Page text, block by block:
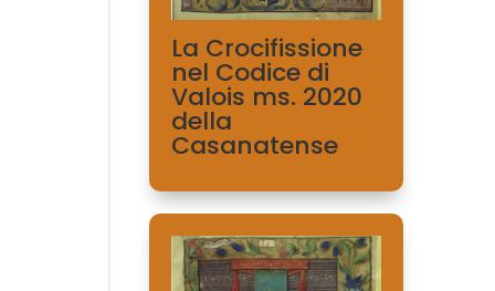
La Crocifissione
nel Codice di
Valois ms. 2020
della
Casanatense